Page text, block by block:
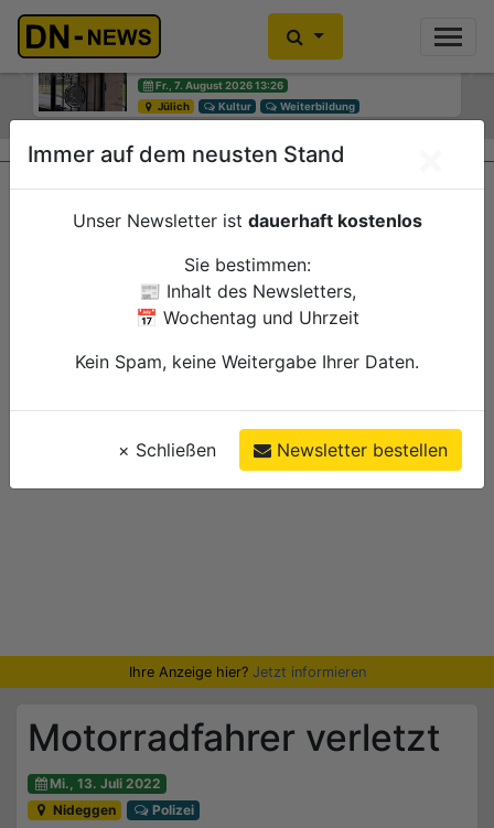
Diskussionen um Villa Buth:
Erinnerungsort oder Abriss?
Fr., 7. August 2026 13:26
Jülich
Kultur Weiterbildung
Einbrecher im Kleiderschrank
gefunden
Fr., 7. August 2026 10:30
Düren
Polizei
Previous
Ihre Anzeige hier? Jetzt informieren
Motorradfahrer verletzt
Mi., 13. Juli 2022
Nideggen
Polizei
Immer auf dem neusten Stand
Unser Newsletter ist dauerhaft kostenlos
Sie bestimmen:
📰 Inhalt des Newsletters,
📅 Wochentag und Uhrzeit
Kein Spam, keine Weitergabe Ihrer Daten.
× Schließen Newsletter bestellen